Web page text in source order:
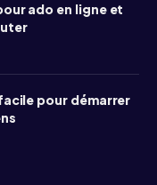
ado en ligne et
pour démarrer